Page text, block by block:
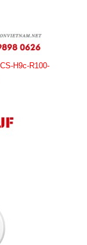
H9c-R100-